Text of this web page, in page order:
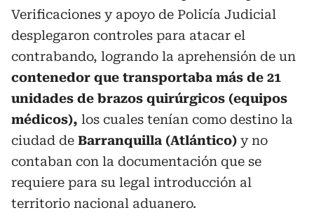
Verificaciones y apoyo de Policía Judicial
desplegaron controles para atacar el
contrabando, logrando la aprehensión de un
contenedor que transportaba más de 21
unidades de brazos quirúrgicos (equipos
médicos), los cuales tenían como destino la
ciudad de Barranquilla (Atlántico) y no
contaban con la documentación que se
requiere para su legal introducción al
territorio nacional aduanero.